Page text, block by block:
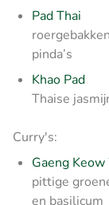
Pad Thai
pinda’s
Khao Pad
Thaise
Curry's:
Gaeng Keow
pittige
en basilicum